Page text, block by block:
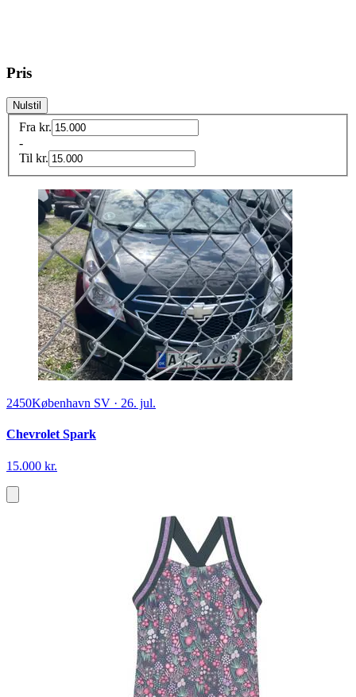
Pris
Nulstil
Fra kr.
-
Til kr.
2450København SV · 26. jul.
Chevrolet Spark
15.000 kr.